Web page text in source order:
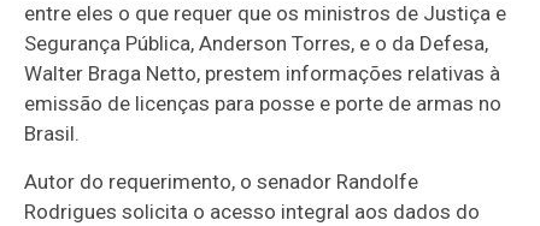
entre eles o que requer que os ministros de Justiça e
Segurança Pública, Anderson Torres, e o da Defesa,
Walter Braga Netto, prestem informações relativas à
emissão de licenças para posse e porte de armas no
Brasil.
Autor do requerimento, o senador Randolfe
Rodrigues solicita o acesso integral aos dados do